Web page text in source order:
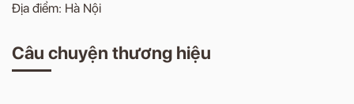
Địa điểm: Hà Nội
Câu chuyện thương hiệu